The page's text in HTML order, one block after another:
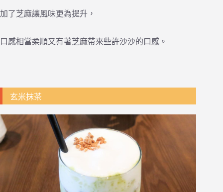
加了芝麻讓風味更為提升，
口感相當柔順又有著芝麻帶來些許沙沙的口感。
玄米抹茶